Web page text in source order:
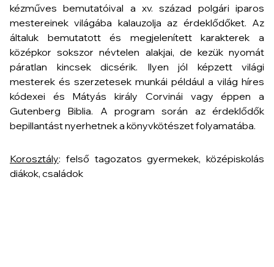
kézműves bemutatóival a xv. század polgári iparos
mestereinek világába kalauzolja az érdeklődőket. Az
általuk bemutatott és megjelenített karakterek a
középkor sokszor névtelen alakjai, de kezük nyomát
páratlan kincsek dicsérik. Ilyen jól képzett világi
mesterek és szerzetesek munkái például a világ híres
kódexei és Mátyás király Corvinái vagy éppen a
Gutenberg Biblia. A program során az érdeklődők
bepillantást nyerhetnek a könyvkötészet folyamatába.
Korosztály: felső tagozatos gyermekek, középiskolás
diákok, családok